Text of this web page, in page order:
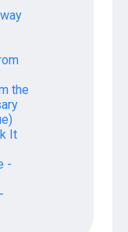
the
It
-